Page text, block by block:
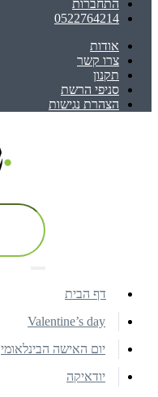
התחברות
0522764214
אודות
צרו קשר
תקנון
סניפי הרשת
הצהרת נגישות
דף הבית
Valentine’s day
יום האישה הבינלאומי
יודאיקה